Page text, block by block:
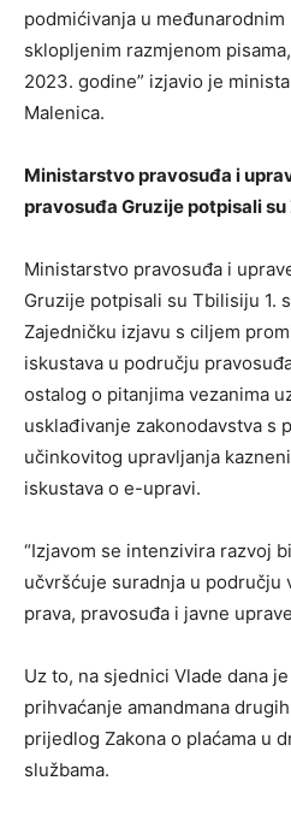
podmićivanja u
sklopljenim razmjenom
2023. godine” izjavio je
Malenica.
Ministarstvo pravosuđa i
pravosuđa Gruzije potpisali
Ministarstvo pravosuđa i
Gruzije potpisali su Tbilisiju 1.
Zajedničku izjavu s ciljem
iskustava u području
ostalog o pitanjima vezanima
usklađivanje zakonodavstva s
učinkovitog upravljanja
iskustava o e-upravi.
“Izjavom se intenzivira razvoj
učvršćuje suradnja u području
prava, pravosuđa i javne
Uz to, na sjednici Vlade dana
prihvaćanje amandmana
prijedlog Zakona o plaćama u
službama.